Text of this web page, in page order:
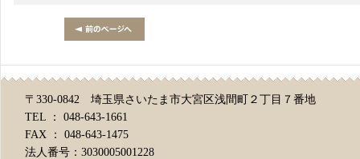
〒330-0842 埼玉県さいたま市大宮区浅間町２丁目７番地
TEL ： 048-643-1661
FAX ： 048-643-1475
法人番号：3030005001228